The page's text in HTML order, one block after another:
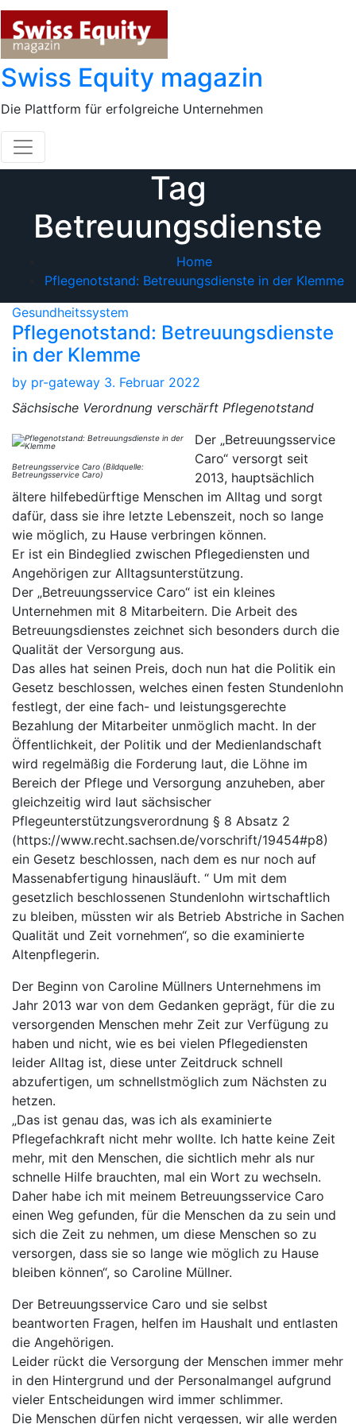
Skip
content
Swiss Equity magazin
Die Plattform für erfolgreiche Unternehmen
Tag
Betreuungsdienste
Home
Pflegenotstand: Betreuungsdienste in der Klemme
Gesundheitssystem
Pflegenotstand: Betreuungsdienste
in der Klemme
by pr-gateway 3. Februar 2022
Sächsische Verordnung verschärft Pflegenotstand
Betreungsservice Caro (Bildquelle:
Betreungsservice Caro)
Der „Betreuungsservice
Caro“ versorgt seit
2013, hauptsächlich
ältere hilfebedürftige Menschen im Alltag und sorgt
dafür, dass sie ihre letzte Lebenszeit, noch so lange
wie möglich, zu Hause verbringen können.
Er ist ein Bindeglied zwischen Pflegediensten und
Angehörigen zur Alltagsunterstützung.
Der „Betreuungsservice Caro“ ist ein kleines
Unternehmen mit 8 Mitarbeitern. Die Arbeit des
Betreuungsdienstes zeichnet sich besonders durch die
Qualität der Versorgung aus.
Das alles hat seinen Preis, doch nun hat die Politik ein
Gesetz beschlossen, welches einen festen Stundenlohn
festlegt, der eine fach- und leistungsgerechte
Bezahlung der Mitarbeiter unmöglich macht. In der
Öffentlichkeit, der Politik und der Medienlandschaft
wird regelmäßig die Forderung laut, die Löhne im
Bereich der Pflege und Versorgung anzuheben, aber
gleichzeitig wird laut sächsischer
Pflegeunterstützungsverordnung § 8 Absatz 2
(https://www.recht.sachsen.de/vorschrift/19454#p8)
ein Gesetz beschlossen, nach dem es nur noch auf
Massenabfertigung hinausläuft. “ Um mit dem
gesetzlich beschlossenen Stundenlohn wirtschaftlich
zu bleiben, müssten wir als Betrieb Abstriche in Sachen
Qualität und Zeit vornehmen“, so die examinierte
Altenpflegerin.
Der Beginn von Caroline Müllners Unternehmens im
Jahr 2013 war von dem Gedanken geprägt, für die zu
versorgenden Menschen mehr Zeit zur Verfügung zu
haben und nicht, wie es bei vielen Pflegediensten
leider Alltag ist, diese unter Zeitdruck schnell
abzufertigen, um schnellstmöglich zum Nächsten zu
hetzen.
„Das ist genau das, was ich als examinierte
Pflegefachkraft nicht mehr wollte. Ich hatte keine Zeit
mehr, mit den Menschen, die sichtlich mehr als nur
schnelle Hilfe brauchten, mal ein Wort zu wechseln.
Daher habe ich mit meinem Betreuungsservice Caro
einen Weg gefunden, für die Menschen da zu sein und
sich die Zeit zu nehmen, um diese Menschen so zu
versorgen, dass sie so lange wie möglich zu Hause
bleiben können“, so Caroline Müllner.
Der Betreuungsservice Caro und sie selbst
beantworten Fragen, helfen im Haushalt und entlasten
die Angehörigen.
Leider rückt die Versorgung der Menschen immer mehr
in den Hintergrund und der Personalmangel aufgrund
vieler Entscheidungen wird immer schlimmer.
Die Menschen dürfen nicht vergessen, wir alle werden